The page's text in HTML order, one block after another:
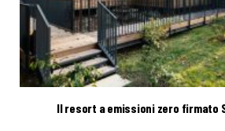
Il resort a emissioni zero firmato